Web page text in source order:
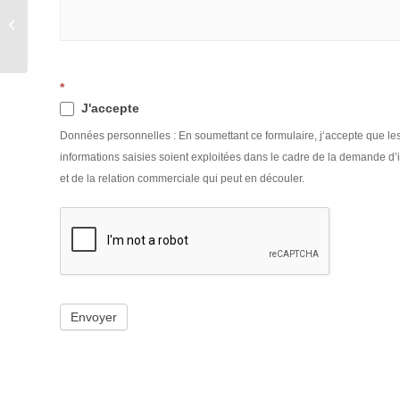
*
J'accepte
Données personnelles : En soumettant ce formulaire, j‘accepte que
informations saisies soient exploitées dans le cadre de la demande
et de la relation commerciale qui peut en découler.
Envoyer